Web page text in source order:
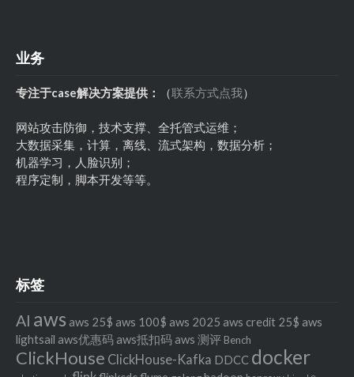
业务
专注于case解决方案提供： （联系方式点我）
网站攻击防御，技术支撑、全托管式运维；
大数据采集，计算，离线、流式架构，数据分析；
机器学习，人脸识别；
程序定制，脚本开发等等。
标签
AI aws aws 25$ aws 100$ aws 2025 aws credit 25$ aws
lightsail aws优惠码 aws抵扣码 aws 测评 Bench
ClickHouse ClickHouse-Kafka DDCC docker